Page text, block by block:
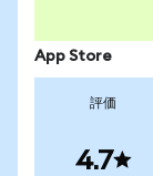
App Store
評価
4.7